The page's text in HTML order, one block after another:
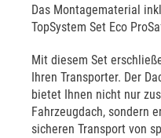
Das Montagematerial
TopSystem Set Eco
Mit diesem Set
Ihren Transporter. Der
bietet Ihnen nicht nur
Fahrzeugdach, sondern
sicheren Transport von